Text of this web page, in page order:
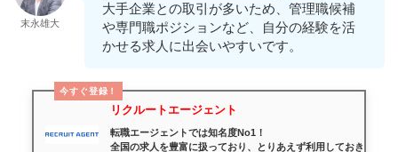
末永雄大
大手企業との取引が多いため、管理職候補
や専門職ポジションなど、自分の経験を活
かせる求人に出会いやすいです。
今すぐ登録！
リクルートエージェント
転職エージェントでは知名度No1！
全国の求人を豊富に扱っており、とりあえず利用しておき